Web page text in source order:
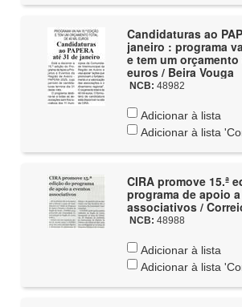
Candidaturas ao
janeiro : programa
e tem um
euros / Beira Vouga
NCB: 48982
Adicionar à lista
Adicionar à lista
CIRA promove 15.ª
programa de apoio
associativos /
NCB: 48988
Adicionar à lista
Adicionar à lista